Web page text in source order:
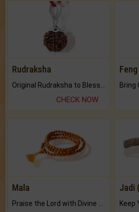
Rudraksha
CHECK NOW
Mala Jadi